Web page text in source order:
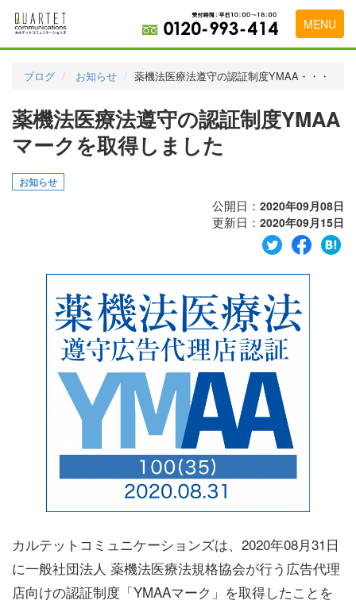
MENU
実績・お客様の声
初めて導入をお考えの方
代理店の乗り換えをお考えの方
会社概要
お問い合わせ
ブログ お知らせ 薬機法医療法遵守の認証制度YMAA・・・
薬機法医療法遵守の認証制度YMAA
マークを取得しました
お知らせ
公開日： 2020年09月08日
更新日： 2020年09月15日
カルテットコミュニケーションズは、2020年08月31日
に一般社団法人 薬機法医療法規格協会が行う広告代理
店向けの認証制度「YMAAマーク」を取得したことを